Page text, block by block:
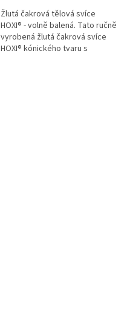
Žlutá čakrová tělová svíce
HOXI® - volně balená. Tato ručně
vyrobená žlutá čakrová svíce
HOXI® kónického tvaru s